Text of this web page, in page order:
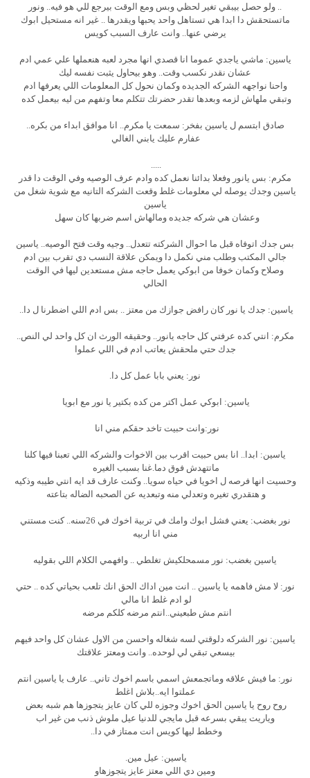
.. ولو حصل بيبقي تغير لحظي وبس ومع الوقت بيرجع للي هو فيه.. ونور
ماتستحقش دا ابدا هي تستاهل واحد يحبها ويقدرها .. غير انه مستحيل ابوك
يرضي عنها.. وانت عارف السبب كويس
ياسين: ماشي ياجدي عموما انا قصدي انها مجرد لعبه هنعملها علي عمي ادم
عشان نقدر نكسب وقت.. وهو بيحاول يثبت نفسه ليك
واحنا نواجهه الشركه الجديده وكمان نحول كل المعلومات اللي يعرفها ادم
وتبقي ملهاش لزمه وبعدها تقدر حضرتك تتكلم معا وتفهم من ليه بيعمل كده
صادق ابتسم ل ياسين بفخر: سمعت يا مكرم.. انا موافق ابداء من بكره..
عفارم عليك يابني الغالي
.....
مكرم: بس يانور وفعلا بدائنا نعمل كده وادم عرف الوصيه وفي الوقت دا قدر
ياسين وجدك يوصله لي معلومات غلط وقعت الشركه التانيه مع شوية شغل من
ياسين
وعشان هي شركه جديده ومالهاش اسم ضربها كان سهل
بس جدك اتوفاه قبل ما احوال الشركته تتعدل.. وجيه وقت فتح الوصيه.. ياسين
جالي المكتب وطلب مني نكمل دا ويمكن علاقة النسب دي تقرب بين ادم
وصلاح وكمان خوفا من ابوكي يعمل حاجه مش مستعدين ليها في الوقت
الحالي
ياسين: جدك يا نور كان رافض جوازك من معتز .. بس ادم اللي اضطرنا ل دا..
مكرم: انتي كده عرفتي كل حاجه يانور.. وحقيقه الورث ان كل واحد لي النص..
جدك حتي ملحقش يعاتب ادم في اللي عملوا
نور: يعني بابا عمل كل دا.
ياسين: ابوكي عمل اكتر من كده بكتير يا نور مع ابويا
نور:وانت حبيت تاخد حقكم مني انا
ياسين: ابدا.. انا بس حبيت اقرب بين الاخوات والشركه اللي تعبنا فيها كلنا
ماتتهدش فوق دما.غنا بسبب الغيره
وحسيت انها فرصه ل اخويا في حياه سويا.. وكنت عارف قد ايه انتي طيبه وذكيه
و هتقدري تغيره وتعدلي منه وتبعديه عن الصحبه الضاله بتاعته
نور بغضب: يعني فشل ابوك وامك في تربية اخوك في 26سنه.. كنت مستني
مني انا اربيه
ياسين بغضب: نور مسمحلكيش تغلطي .. وافهمي الكلام اللي بقوليه
نور: لا مش فاهمه يا ياسين .. انت مين اداك الحق انك تلعب بحياتي كده .. حتي
لو ادم غلط انا مالي
انتم مش طبعيني..انتم مرضه كلكم مرضه
ياسين: نور الشركه دلوقتي لسه شغاله واحسن من الاول عشان كل واحد فيهم
بيسعي تبقي لي لوحده.. وانت ومعتز علاقتك
نور: ما فيش علاقه وماتجمعش اسمي باسم اخوك تاني.. عارف يا ياسين انتم
عملتوا ايه..بلاش اغلط
روح روح يا ياسين الحق اخوك وجوزه للي كان عايز يتجوزها هم شبه بعض
وياريت يبقي بسرعه قبل مايجي للدنيا عيل ملوش ذنب من غير اب
وخطط ليها كويس انت ممتاز في دا..
ياسين: عيل مين.
ومين دي اللي معتز عايز يتجوزهاو